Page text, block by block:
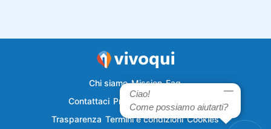
Chi siamo Mission Faq
Contattaci Privacy
Trasparenza Termini e condizioni Cookies
Ciao!
Come possiamo aiutarti?